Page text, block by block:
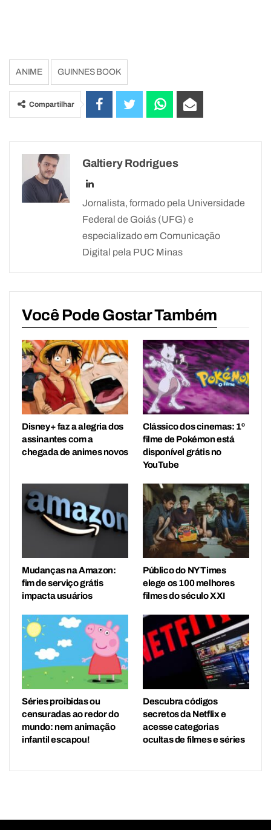
ANIME GUINNES BOOK
Compartilhar
Galtiery Rodrigues
Jornalista, formado pela Universidade
Federal de Goiás (UFG) e
especializado em Comunicação
Digital pela PUC Minas
Você Pode Gostar Também
Disney+ faz a alegria dos
assinantes com a
chegada de animes novos
Clássico dos cinemas: 1º
filme de Pokémon está
disponível grátis no
YouTube
Mudanças na Amazon:
fim de serviço grátis
impacta usuários
Público do NY Times
elege os 100 melhores
filmes do século XXI
Séries proibidas ou
censuradas ao redor do
mundo: nem animação
infantil escapou!
Descubra códigos
secretos da Netflix e
acesse categorias
ocultas de filmes e séries